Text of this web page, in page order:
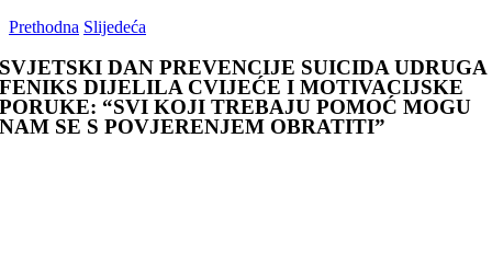
Prethodna Slijedeća
SVJETSKI DAN PREVENCIJE SUICIDA UDRUGA
FENIKS DIJELILA CVIJEĆE I MOTIVACIJSKE
PORUKE: “SVI KOJI TREBAJU POMOĆ MOGU
NAM SE S POVJERENJEM OBRATITI”